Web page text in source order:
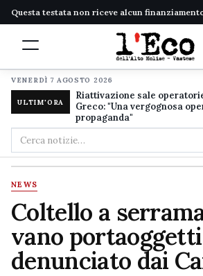
Questa testata non riceve alcun
VENERDÌ 7 AGOSTO 2026
ULTIM'ORA
Riattivazione sale
Greco: "Una vergognosa
propaganda"
Cerca
nel
sito
NEWS
Coltello a
vano
denunciato dai